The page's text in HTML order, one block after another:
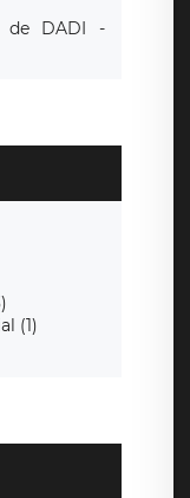
de DADI -
(1)